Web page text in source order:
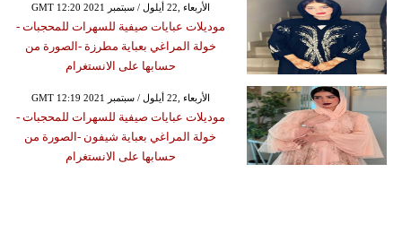
GMT 12:20 2021 الأربعاء ,22 أيلول / سبتمبر
موديلات عبايات صيفية للسهرات للمحجبات -
خولة المراغي بعباية مطرزة -الصورة من
حسابها على الانستغرام
GMT 12:19 2021 الأربعاء ,22 أيلول / سبتمبر
موديلات عبايات صيفية للسهرات للمحجبات -
خولة المراغي بعباية شيفون -الصورة من
حسابها على الانستغرام